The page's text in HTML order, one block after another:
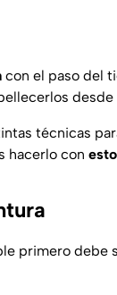
con el paso del
desde
técnicas
hacerlo con
primero debe